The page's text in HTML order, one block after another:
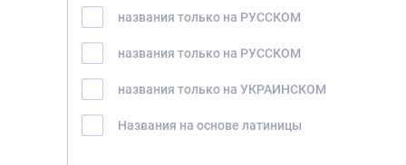
названия только на РУССКОМ
названия только на РУССКОМ
названия только на УКРАИНСКОМ
Названия на основе латиницы